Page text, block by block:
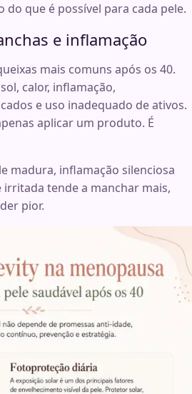
que é possível para cada pele.
e inflamação
mais comuns após os 40.
calor, inflamação,
e uso inadequado de ativos.
aplicar um produto. É
madura, inflamação silenciosa
irritada tende a manchar mais,
pior.